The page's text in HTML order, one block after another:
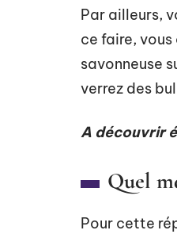
Par ailleurs,
ce faire, vous
savonneuse
verrez des
A découvrir
Quel
Pour cette